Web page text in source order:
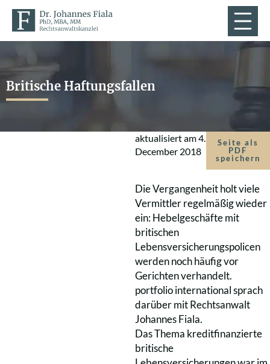
Britische Haftungsfallen
aktualisiert am4.
December 2018
Seite als
PDF
speichern
Die Vergangenheit holt viele
Vermittler regelmäßig wieder
ein: Hebelgeschäfte mit
britischen
Lebensversicherungspolicen
werden noch häufig vor
Gerichten verhandelt.
portfolio international sprach
darüber mit Rechtsanwalt
Johannes Fiala.
Das Thema kreditfinanzierte
britische